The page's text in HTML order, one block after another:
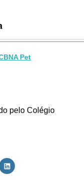
Pet
pelo Colégio